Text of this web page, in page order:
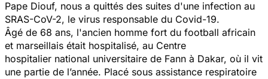
Pape Diouf, nous a quittés des suites d'une infection au
SRAS-CoV-2, le virus responsable du Covid-19.
Âgé de 68 ans, l'ancien homme fort du football africain
et marseillais était hospitalisé, au Centre
hospitalier national universitaire de Fann à Dakar, où il vit
une partie de l’année. Placé sous assistance respiratoire